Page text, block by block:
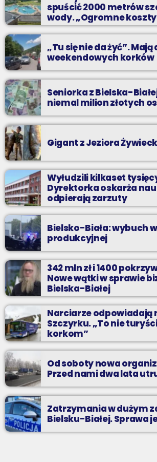
spuścić 2000 metrów
wody. „Ogromne
praca”
„Tu się nie da żyć”. Mają
weekendowych korków
Seniorka z Bielska-
niemal milion złotych
Gigant z Jeziora
Wyłudzili kilkaset
Dyrektorka oskarża
odpierają zarzuty
Bielsko-Biała: wybuch
produkcyjnej
342 mln zł i 1400
Nowe wątki w sprawie
Bielska-Białej
Narciarze odpowiadają
Szczyrku. „To nie
korkom”
Od soboty nowa
Przed nami dwa lata
Zatrzymania w dużym
Bielsku-Białej. Sprawa